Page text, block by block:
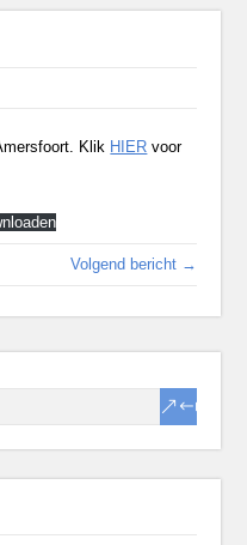
Klik HIER voor
Volgend bericht →